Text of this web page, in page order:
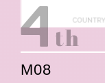
M08